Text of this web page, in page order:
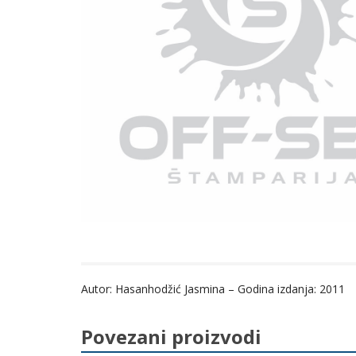
Autor: Hasanhodžić Jasmina – Godina izdanja: 2011
Povezani proizvodi